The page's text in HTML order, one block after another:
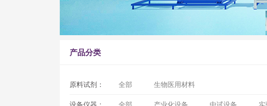
产品分类
原料试剂： 全部 生物医用材料